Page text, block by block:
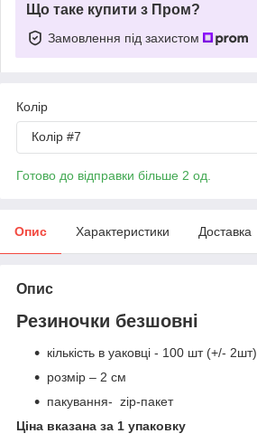
Що таке купити з Пром?
Замовлення під захистом
Колір
Колір #7
Готово до відправки більше 2 од.
Опис Характеристики Доставка
Опис
Резиночки безшовні
кількість в уаковці - 100 шт (+/- 2шт)
розмір – 2 см
пакування- zip-пакет
Ціна вказана за 1 упаковку